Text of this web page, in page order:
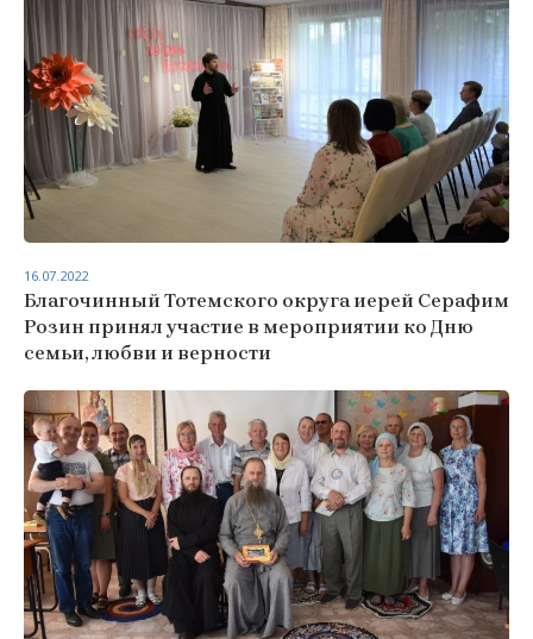
Благочинный Тотемского округа иерей Серафим
Розин принял участие в мероприятии ко Дню
семьи, любви и верности
16.07.2022